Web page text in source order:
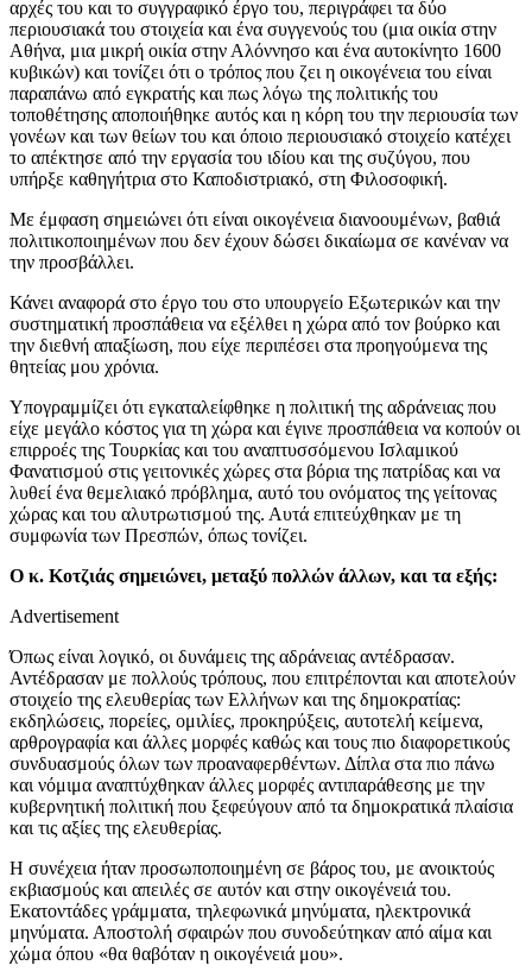
αρχές του και το συγγραφικό έργο του, περιγράφει τα δύο
περιουσιακά του στοιχεία και ένα συγγενούς του (μια οικία στην
Αθήνα, μια μικρή οικία στην Αλόννησο και ένα αυτοκίνητο 1600
κυβικών) και τονίζει ότι ο τρόπος που ζει η οικογένεια του είναι
παραπάνω από εγκρατής και πως λόγω της πολιτικής του
τοποθέτησης αποποιήθηκε αυτός και η κόρη του την περιουσία των
γονέων και των θείων του και όποιο περιουσιακό στοιχείο κατέχει
το απέκτησε από την εργασία του ιδίου και της συζύγου, που
υπήρξε καθηγήτρια στο Καποδιστριακό, στη Φιλοσοφική.
Με έμφαση σημειώνει ότι είναι οικογένεια διανοουμένων, βαθιά
πολιτικοποιημένων που δεν έχουν δώσει δικαίωμα σε κανέναν να
την προσβάλλει.
Κάνει αναφορά στο έργο του στο υπουργείο Εξωτερικών και την
συστηματική προσπάθεια να εξέλθει η χώρα από τον βούρκο και
την διεθνή απαξίωση, που είχε περιπέσει στα προηγούμενα της
θητείας μου χρόνια.
Υπογραμμίζει ότι εγκαταλείφθηκε η πολιτική της αδράνειας που
είχε μεγάλο κόστος για τη χώρα και έγινε προσπάθεια να κοπούν οι
επιρροές της Τουρκίας και του αναπτυσσόμενου Ισλαμικού
Φανατισμού στις γειτονικές χώρες στα βόρια της πατρίδας και να
λυθεί ένα θεμελιακό πρόβλημα, αυτό του ονόματος της γείτονας
χώρας και του αλυτρωτισμού της. Αυτά επιτεύχθηκαν με τη
συμφωνία των Πρεσπών, όπως τονίζει.
Ο κ. Κοτζιάς σημειώνει, μεταξύ πολλών άλλων, και τα εξής:
Advertisement
Όπως είναι λογικό, οι δυνάμεις της αδράνειας αντέδρασαν.
Αντέδρασαν με πολλούς τρόπους, που επιτρέπονται και αποτελούν
στοιχείο της ελευθερίας των Ελλήνων και της δημοκρατίας:
εκδηλώσεις, πορείες, ομιλίες, προκηρύξεις, αυτοτελή κείμενα,
αρθρογραφία και άλλες μορφές καθώς και τους πιο διαφορετικούς
συνδυασμούς όλων των προαναφερθέντων. Δίπλα στα πιο πάνω
και νόμιμα αναπτύχθηκαν άλλες μορφές αντιπαράθεσης με την
κυβερνητική πολιτική που ξεφεύγουν από τα δημοκρατικά πλαίσια
και τις αξίες της ελευθερίας.
Η συνέχεια ήταν προσωποποιημένη σε βάρος του, με ανοικτούς
εκβιασμούς και απειλές σε αυτόν και στην οικογένειά του.
Εκατοντάδες γράμματα, τηλεφωνικά μηνύματα, ηλεκτρονικά
μηνύματα. Αποστολή σφαιρών που συνοδεύτηκαν από αίμα και
χώμα όπου «θα θαβόταν η οικογένειά μου».